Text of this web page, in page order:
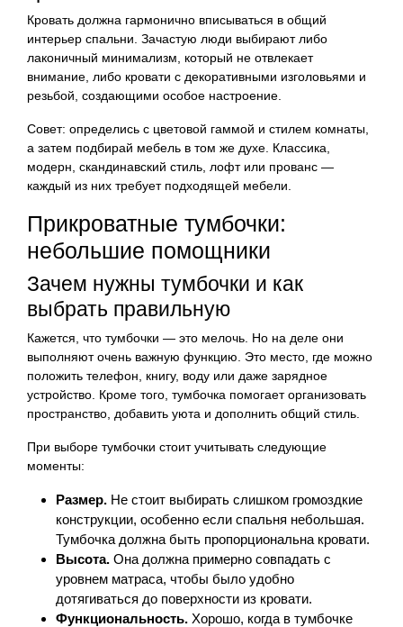
Кровать должна гармонично вписываться в общий
интерьер спальни. Зачастую люди выбирают либо
лаконичный минимализм, который не отвлекает
внимание, либо кровати с декоративными изголовьями и
резьбой, создающими особое настроение.
Совет: определись с цветовой гаммой и стилем комнаты,
а затем подбирай мебель в том же духе. Классика,
модерн, скандинавский стиль, лофт или прованс —
каждый из них требует подходящей мебели.
Прикроватные тумбочки:
небольшие помощники
Зачем нужны тумбочки и как
выбрать правильную
Кажется, что тумбочки — это мелочь. Но на деле они
выполняют очень важную функцию. Это место, где можно
положить телефон, книгу, воду или даже зарядное
устройство. Кроме того, тумбочка помогает организовать
пространство, добавить уюта и дополнить общий стиль.
При выборе тумбочки стоит учитывать следующие
моменты:
Размер. Не стоит выбирать слишком громоздкие
конструкции, особенно если спальня небольшая.
Тумбочка должна быть пропорциональна кровати.
Высота. Она должна примерно совпадать с
уровнем матраса, чтобы было удобно
дотягиваться до поверхности из кровати.
Функциональность. Хорошо, когда в тумбочке